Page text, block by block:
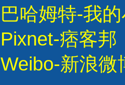
巴哈姆特-我
Pixnet-痞客邦
Weibo-新浪微